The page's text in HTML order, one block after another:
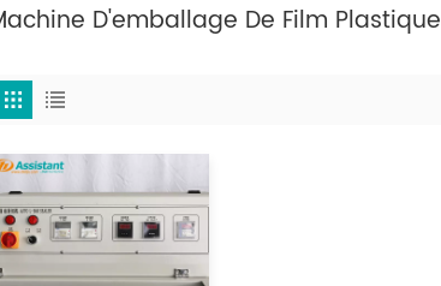
D'emballage De Film Plastique